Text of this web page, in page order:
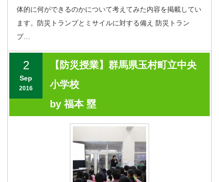
体的に何ができるのかについて考えてみた内容を掲載してい
ます。防災トランプとミサイルに対する備え 防災トラン
プ…
2
Sep
2016
【防災授業】群馬県玉村町立中央
小学校
by 福本 塁